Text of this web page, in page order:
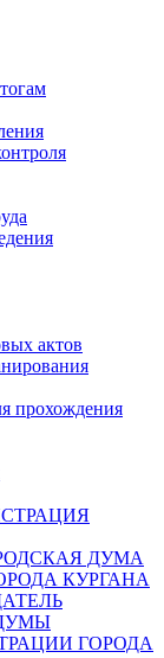
актов
прохождения
ДУМА
КУРГАНА
ГОРОДА